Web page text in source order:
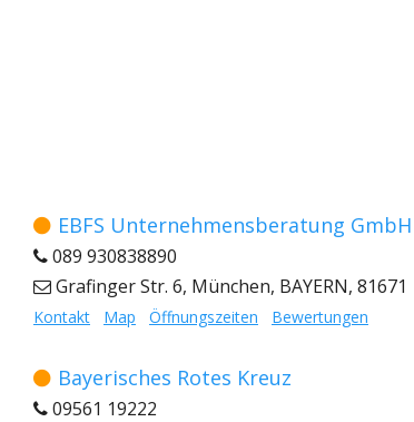
EBFS Unternehmensberatung GmbH
089 930838890
Grafinger Str. 6, München, BAYERN, 81671
Kontakt Map Öffnungszeiten Bewertungen
Bayerisches Rotes Kreuz
09561 19222